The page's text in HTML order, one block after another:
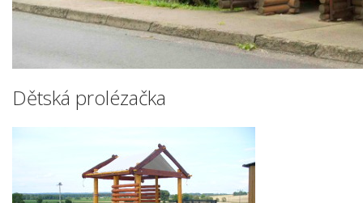
Dětská prolézačka